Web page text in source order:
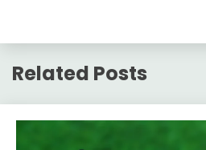
Related Posts